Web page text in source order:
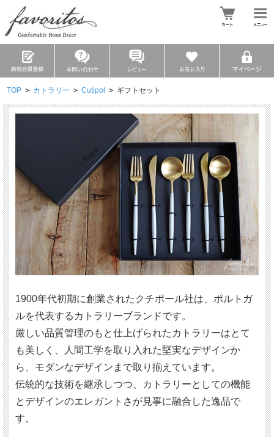
TOP > カトラリー > Cutipol > ギフトセット
1900年代初期に創業されたクチポール社は、ポルトガ
ルを代表するカトラリーブランドです。
厳しい品質管理のもと仕上げられたカトラリーはとて
も美しく、人間工学を取り入れた堅実なデザインか
ら、モダンなデザインまで取り揃えています。
伝統的な技術を継承しつつ、カトラリーとしての機能
とデザインのエレガントさが見事に融合した逸品で
す。